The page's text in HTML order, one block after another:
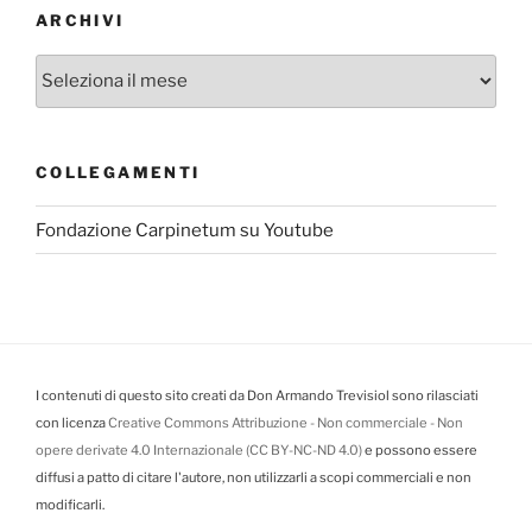
ARCHIVI
Archivi
COLLEGAMENTI
Fondazione Carpinetum su Youtube
I contenuti di questo sito creati da Don Armando Trevisiol sono rilasciati
con licenzaCreative Commons Attribuzione - Non commerciale - Non
opere derivate 4.0 Internazionale (CC BY-NC-ND 4.0)e possono essere
diffusi a patto di citare l'autore, non utilizzarli a scopi commerciali e non
modificarli.